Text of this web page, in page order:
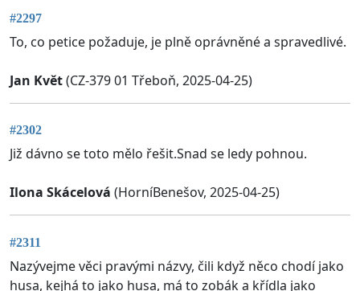
#2297
To, co petice požaduje, je plně oprávněné a spravedlivé.
Jan Květ(CZ-379 01 Třeboň, 2025-04-25)
#2302
Již dávno se toto mělo řešit.Snad se ledy pohnou.
Ilona Skácelová (HorníBenešov, 2025-04-25)
#2311
Nazývejme věci pravými názvy, čili když něco chodí jako
husa, kejhá to jako husa, má to zobák a křídla jako